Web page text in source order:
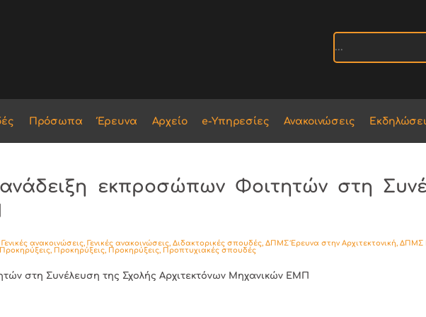
Πρόσωπα Έρευνα Αρχείο e-Υπηρεσίες Ανακοινώσεις
εκπροσώπων Φοιτητών στη
Γενικές ανακοινώσεις, Γενικές ανακοινώσεις, Διδακτορικές σπουδές, ΔΠΜΣ Έρευνα στην Αρχιτεκτονική, ΔΠΜΣ
Προκηρύξεις, Προκηρύξεις, Προκηρύξεις, Προπτυχιακές σπουδές
στη Συνέλευση της Σχολής Αρχιτεκτόνων Μηχανικών ΕΜΠ